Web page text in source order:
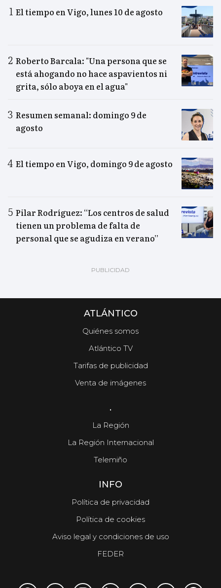
El tiempo en Vigo, lunes 10 de agosto
Roberto Barcala: "Una persona que se
está ahogando no hace aspavientos ni
grita, sólo aboya en el agua"
Resumen semanal: domingo 9 de
agosto
El tiempo en Vigo, domingo 9 de agosto
Pilar Rodríguez: “Los centros de salud
tienen un problema de falta de
personal que se agudiza en verano”
ATLÁNTICO
Quiénes somos
Atlántico TV
Tarifas de publicidad
Venta de imágenes
.
La Región
La Región Internacional
Telemiño
INFO
Política de privacidad
Política de cookies
Aviso legal y condiciones de uso
FEDER